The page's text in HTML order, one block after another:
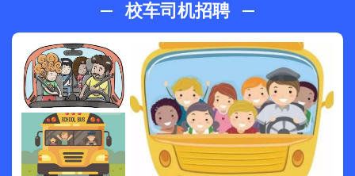
校车司机招聘